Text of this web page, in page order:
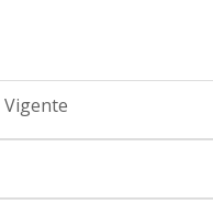
Vigente